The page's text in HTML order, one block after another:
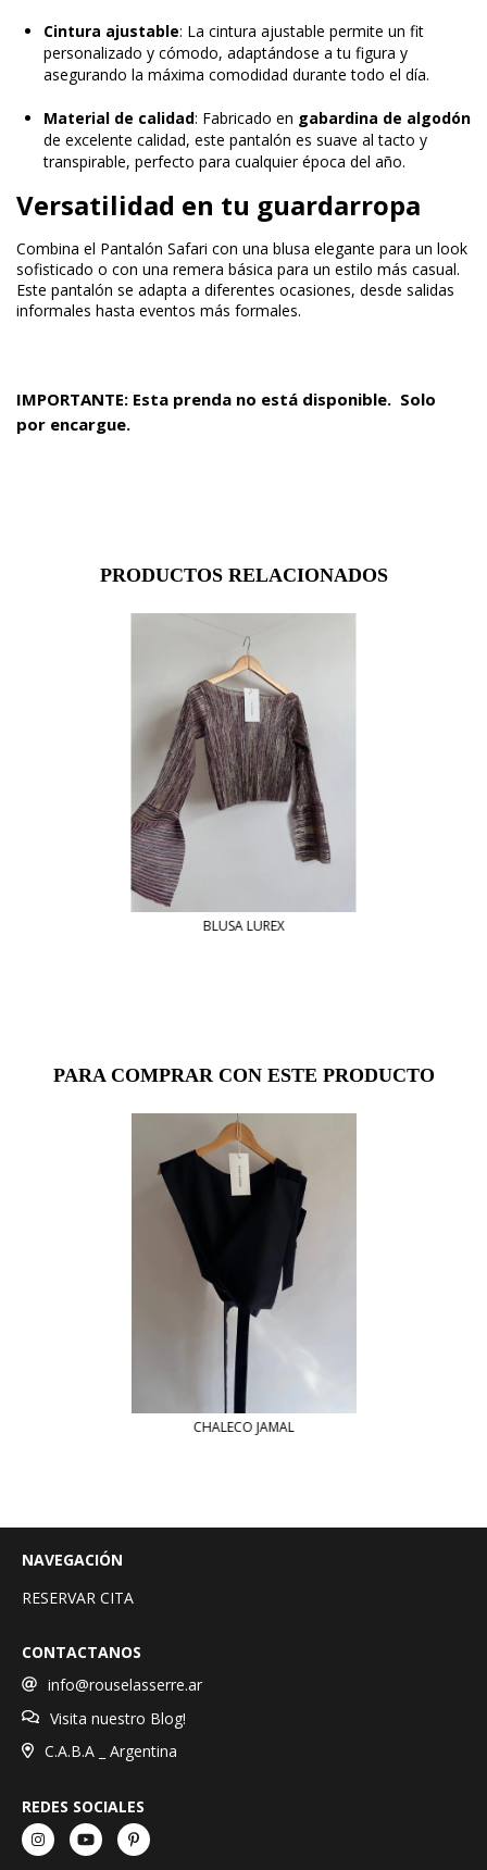
Cintura ajustable: La cintura ajustable permite un fit
personalizado y cómodo, adaptándose a tu figura y
asegurando la máxima comodidad durante todo el día.
Material de calidad: Fabricado en gabardina de algodón
de excelente calidad, este pantalón es suave al tacto y
transpirable, perfecto para cualquier época del año.
Versatilidad en tu guardarropa
Combina el Pantalón Safari con una blusa elegante para un look
sofisticado o con una remera básica para un estilo más casual.
Este pantalón se adapta a diferentes ocasiones, desde salidas
informales hasta eventos más formales.
IMPORTANTE: Esta prenda no está disponible. Solo
por encargue.
PRODUCTOS RELACIONADOS
BLUSA LUREX
PARA COMPRAR CON ESTE PRODUCTO
CHALECO JAMAL
NAVEGACIÓN
RESERVAR CITA
CONTACTANOS
info@rouselasserre.ar
Visita nuestro Blog!
C.A.B.A _ Argentina
REDES SOCIALES